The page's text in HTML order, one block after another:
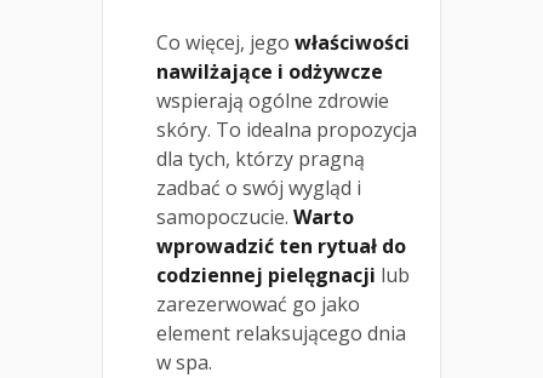
Co więcej, jego właściwości
nawilżające i odżywcze
wspierają ogólne zdrowie
skóry. To idealna propozycja
dla tych, którzy pragną
zadbać o swój wygląd i
samopoczucie. Warto
wprowadzić ten rytuał do
codziennej pielęgnacji lub
zarezerwować go jako
element relaksującego dnia
w spa.